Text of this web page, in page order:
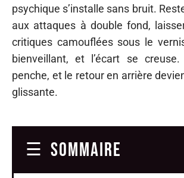
psychique s’installe sans bruit.
aux attaques à double fond,
critiques camouflées sous le
bienveillant, et l’écart se
penche, et le retour en arrière
glissante.
SOMMAIRE